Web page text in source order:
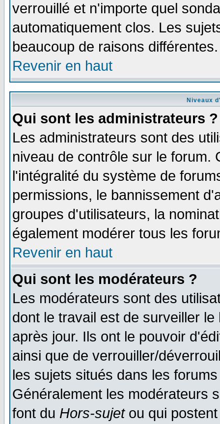
verrouillé et n'importe quel
automatiquement clos. Les
beaucoup de raisons différentes.
Revenir en haut
Niveaux
Qui sont les administrateurs ?
Les administrateurs sont des
niveau de contrôle sur le forum.
l'intégralité du système de
permissions, le bannissement
groupes d'utilisateurs, la
également modérer tous les
Revenir en haut
Qui sont les modérateurs ?
Les modérateurs sont des
dont le travail est de surveiller
après jour. Ils ont le pouvoir
ainsi que de verrouiller/
les sujets situés dans les
Généralement les modérateurs
font du Hors-sujetou qui